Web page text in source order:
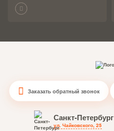
Санкт-Петербург
ул. Чайковского, 25
Заказать обратный звонок